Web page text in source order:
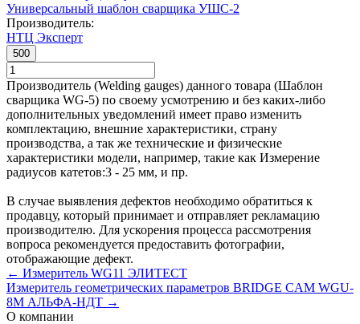
Универсальный шаблон сварщика УШС-2
Производитель:
НТЦ Эксперт
500
Производитель (Welding gauges) данного товара (Шаблон
сварщика WG-5) по своему усмотрению и без каких-либо
дополнительных уведомлений имеет право изменить
комплектацию, внешние характеристики, страну
производства, а так же технические и физические
характеристики модели, например, такие как Измерение
радиусов катетов:3 - 25 мм, и пр.
В случае выявления дефектов необходимо обратиться к
продавцу, который принимает и отправляет рекламацию
производителю. Для ускорения процесса рассмотрения
вопроса рекомендуется предоставить фотографии,
отображающие дефект.
← Измеритель WG11 ЭЛИТЕСТ
Измеритель геометрических параметров BRIDGE CAM WGU-
8M АЛЬФА-НДТ →
О компании